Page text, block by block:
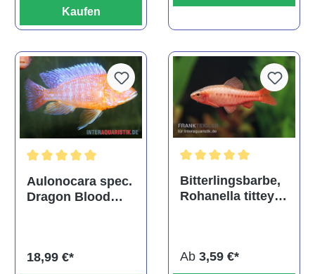
Kaufen
Durchschnittliche Bewertung von 5 von 5 Sternen
Aulonocara spec.
Dragon Blood
18,99 €*
Bitterlingsbarbe,
Rohanella titteya,
Ab 3,59 €*